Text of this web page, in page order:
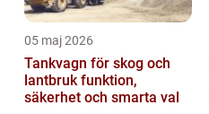
05 maj 2026
Tankvagn för skog och
lantbruk funktion,
säkerhet och smarta val